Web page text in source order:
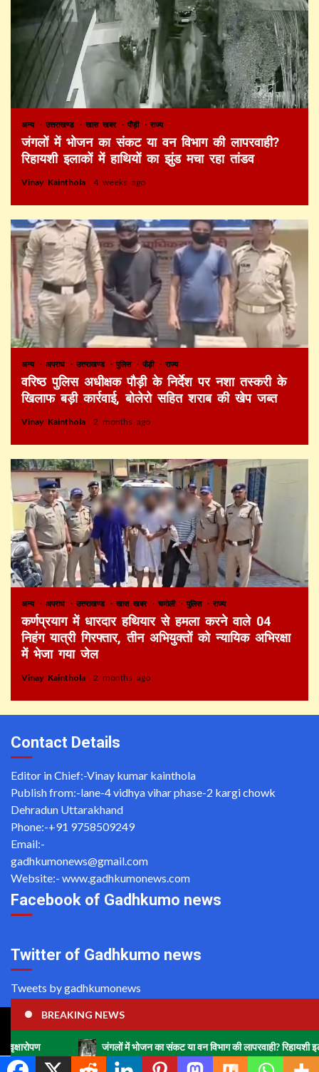
अन्य उत्तराखण्ड खास खबर पौड़ी राज्य
जंगलों में भोजन का संकट या वन विभाग की लापरवाही?
रिहायशी इलाकों में हाथियों का झुंड मचा रहा तांडव
Vinay Kainthola 4 weeks ago
अन्य अपराध उत्तराखण्ड पुलिस पौड़ी राज्य
वरिष्ठ पुलिस अधीक्षक पौड़ी के निर्देश पर नशा तस्करी के
खिलाफ बड़ी कार्रवाई, बोलेरो सहित शराब की खेप जब्त
Vinay Kainthola 2 months ago
अन्य अपराध उत्तराखण्ड खास खबर चमोली पुलिस राज्य
कर्णप्रयाग में धारदार हथियार से हमला करने वाले 04
निहंग यात्री गिरफ्तार, तीन अभियुक्तों को न्यायिक अभिरक्षा
में भेजा गया जेल
Vinay Kainthola 2 months ago
Contact Details
Editor in Chief:-Vinay kumar kainthola
Publish from:-lane-4 vidhya vihar phase-2 kargi chowk
Dehradun Uttarakhand
Phone:-+91 9758509249
Email:-
gadhkumonews@gmail.com
Website:- www.gadhkumonews.com
Facebook of Gadhkumo news
Twitter of Gadhkumo news
Tweets by gadhkumonews
Copyright ©2020 All rights reserved | For Website Designing
and Development call Us: -8920664806
BREAKING NEWS
जंगलों में भोजन का संकट या वन विभाग की लापरवाही? रिहायशी इलाकों में